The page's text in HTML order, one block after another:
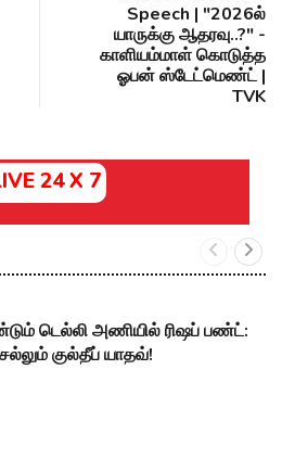
Speech | "2026ல்
யாருக்கு ஆதரவு..?" -
காளியம்மாள் கொடுத்த
ஓபன் ஸ்டேட்மெண்ட் |
TVK
24 X 7
டெல்லி அணியில் ரிஷப் பண்ட்:
குல்தீப் யாதவ்!